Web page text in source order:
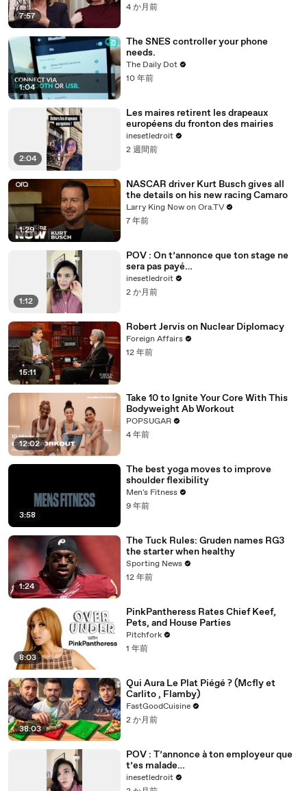
7:57
4 か月前
1:04
The SNES controller your phone
needs.
The Daily Dot
10 年前
2:04
Les maires retirent les drapeaux
européens du fronton des mairies
inesetledroit
2 週間前
1:29
NASCAR driver Kurt Busch gives all
the details on his new racing Camaro
Larry King Now on Ora.TV
7 年前
1:12
POV : On t’annonce que ton stage ne
sera pas payé…
inesetledroit
2 か月前
15:11
Robert Jervis on Nuclear Diplomacy
Foreign Affairs
12 年前
12:02
Take 10 to Ignite Your Core With This
Bodyweight Ab Workout
POPSUGAR
4 年前
3:58
The best yoga moves to improve
shoulder flexibility
Men's Fitness
9 年前
1:24
The Tuck Rules: Gruden names RG3
the starter when healthy
Sporting News
12 年前
8:03
PinkPantheress Rates Chief Keef,
Pets, and House Parties
Pitchfork
1 年前
38:03
Qui Aura Le Plat Piégé ? (Mcfly et
Carlito , Flamby)
FastGoodCuisine
2 か月前
POV : T’annonce à ton employeur que
t’es malade…
inesetledroit